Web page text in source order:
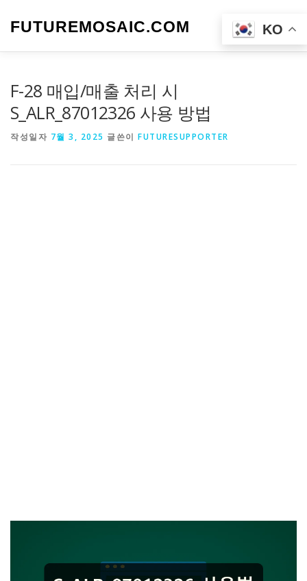
FUTUREMOSAIC.COM 메뉴
F-28 매입/매출 처리 시
S_ALR_87012326 사용 방법
작성일자 7월 3, 2025 글쓴이 FUTURESUPPORTER
KO